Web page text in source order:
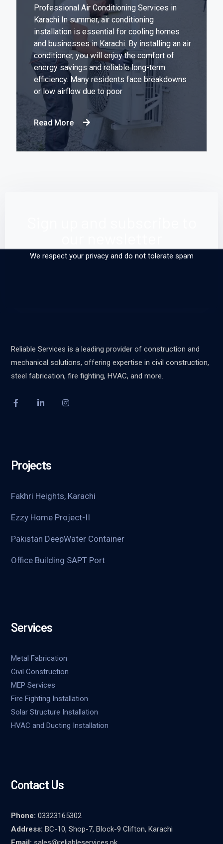
Professional Air Conditioning Services in
Karachi In summer, air conditioning
installation is essential for cooling homes
and businesses in Karachi. By installing an air
conditioner, you will enjoy the comfort of
energy savings and reliable long-term
efficiency. Many residents face breakdowns
or low airflow due to poor
Read More
We respect your privacy and do not tolerate spam
Reliable Services is a leading provider of construction and
mechanical solutions, offering expertise in civil construction,
steel fabrication, fire fighting, HVAC, and more.
Projects
Fakhri Heights, Karachi
Ezzy Home Project-II
Pakistan DeepWater Container
Office Building SAPT Port
Services
Metal Fabrication
Civil Construction
MEP Services
Fire Fighting Installation
Solar Structure Installation
HVAC and Ducting Installation
Contact Us
Phone: 03323165302
Address: BC-10, Shop-7, Block-9 Clifton, Karachi